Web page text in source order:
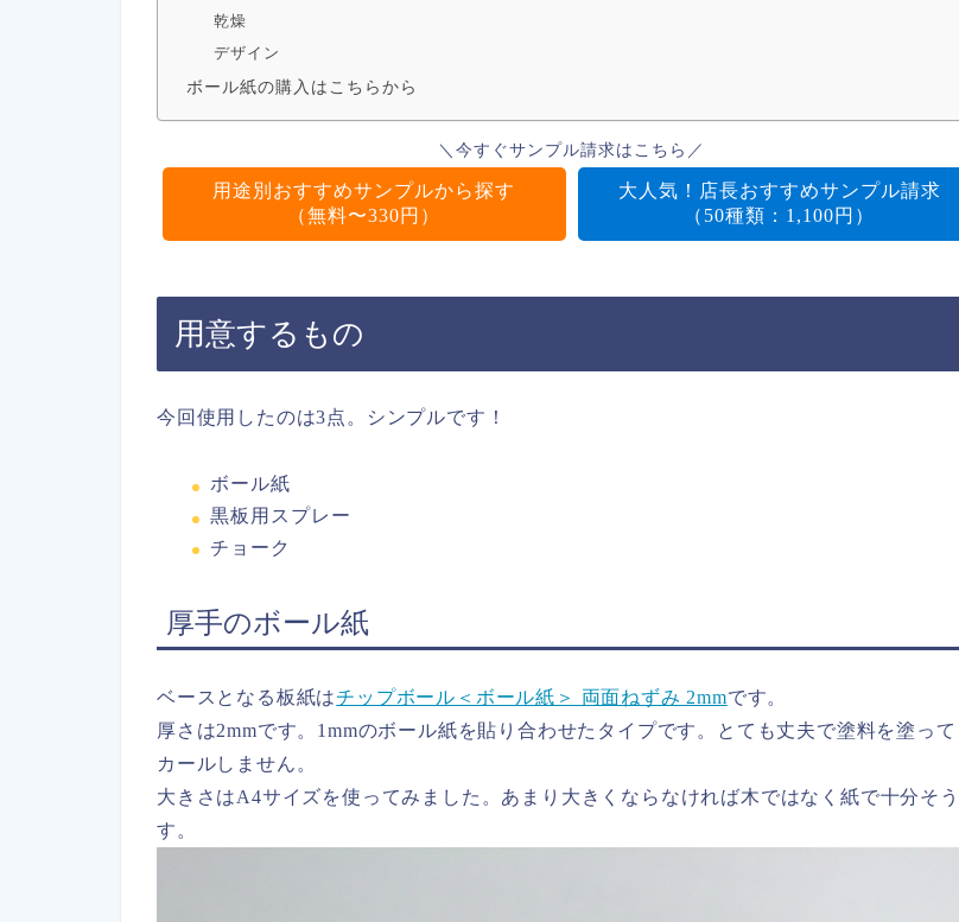
乾燥
デザイン
ボール紙の購入はこちらから
＼今すぐサンプル請求はこちら／
用途別おすすめサンプルから探す
（無料〜330円）
大人気！店長おすすめサンプル請求
（50種類：1,100円）
用意するもの
今回使用したのは3点。シンプルです！
ボール紙
黒板用スプレー
チョーク
厚手のボール紙
ベースとなる板紙はチップボール＜ボール紙＞ 両面ねずみ 2mmです。
厚さは2mmです。1mmのボール紙を貼り合わせたタイプです。とても丈夫で塗料を塗って
カールしません。
大きさはA4サイズを使ってみました。あまり大きくならなければ木ではなく紙で十分そ
す。